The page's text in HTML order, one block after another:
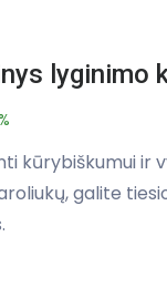
lyginimo
kūrybiškumui ir
galite